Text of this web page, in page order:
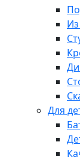
Для